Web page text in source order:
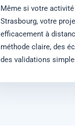
Même si votre
Strasbourg, votre
efficacement à
méthode claire, des
des validations